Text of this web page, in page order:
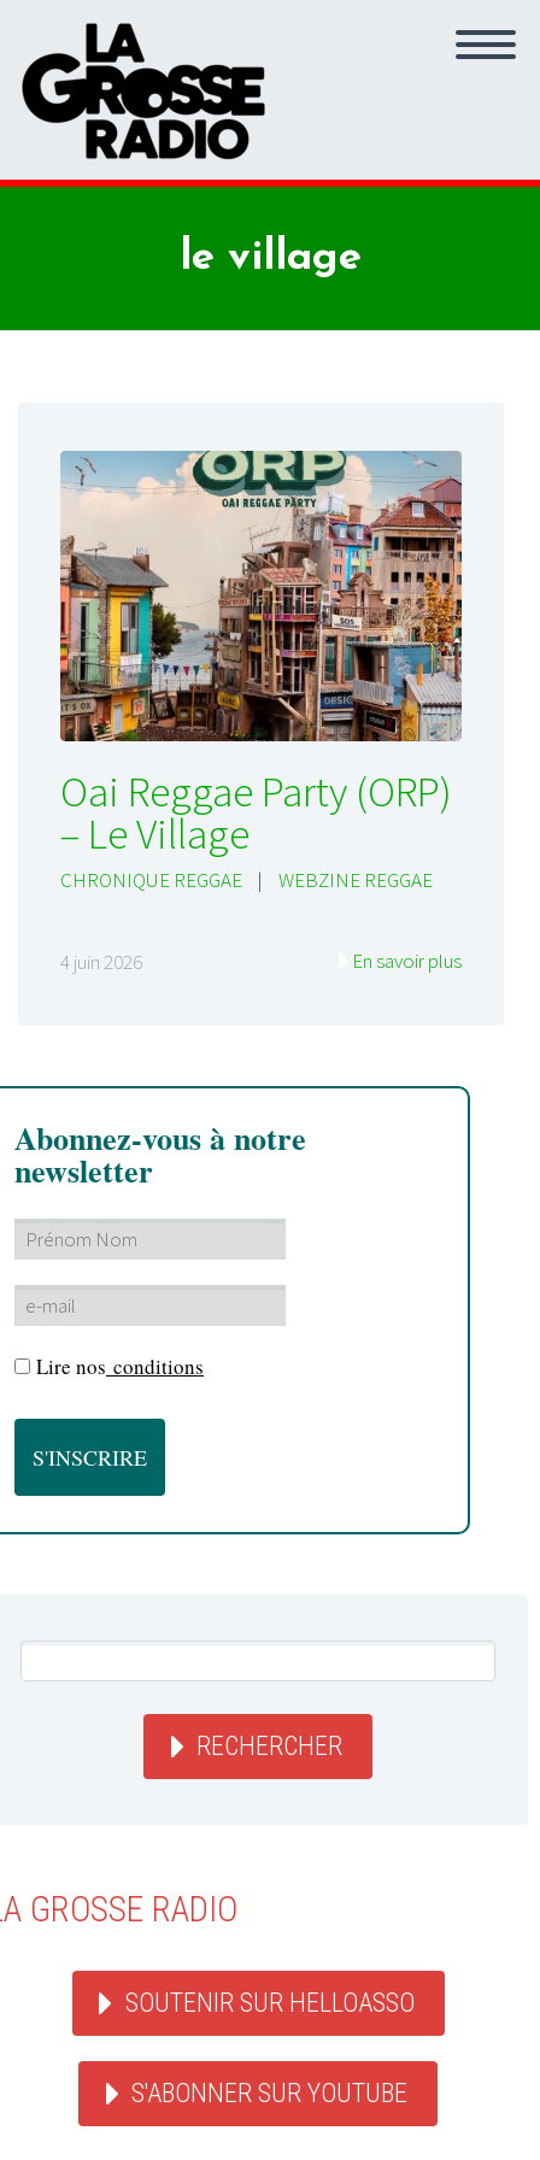
le village
Oai Reggae Party (ORP)
– Le Village
CHRONIQUE REGGAE | WEBZINE REGGAE
4 juin 2026 En savoir plus
Abonnez-vous à notre
newsletter
Lire nos conditions
RECHERCHER
GROSSE RADIO
SOUTENIR SUR HELLOASSO
S'ABONNER SUR YOUTUBE